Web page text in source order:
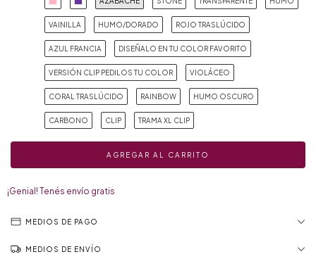
VAINILLA HUMO/DORADO ROJO TRASLÚCIDO
AZUL FRANCIA DISEÑALO EN TU COLOR FAVORITO
VERSIÓN CLIP PEDILOS TU COLOR VIOLÁCEO
CORAL TRASLÚCIDO RAINBOW HUMO OSCURO
CARBONO CLIP TRAMA XL CLIP
¡Genial! Tenés envío gratis
MEDIOS DE PAGO
MEDIOS DE ENVÍO